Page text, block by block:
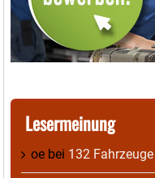
Lesermeinung
oe bei 132